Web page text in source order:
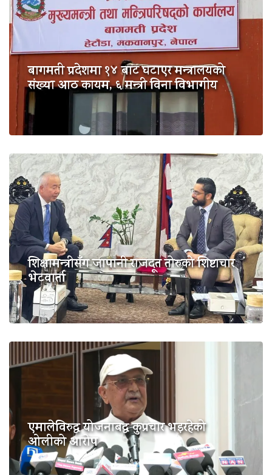
बागमती प्रदेशमा १४ बाट घटाएर मन्त्रालयको
संख्या आठ कायम, ६ मन्त्री विना विभागीय
शिक्षामन्त्रीसँग जापानी राजदूत तोरुको शिष्टाचार
भेटवार्ता
एमालेविरुद्ध योजनाबद्ध कुप्रचार भइरहेको
ओलीको आरोप